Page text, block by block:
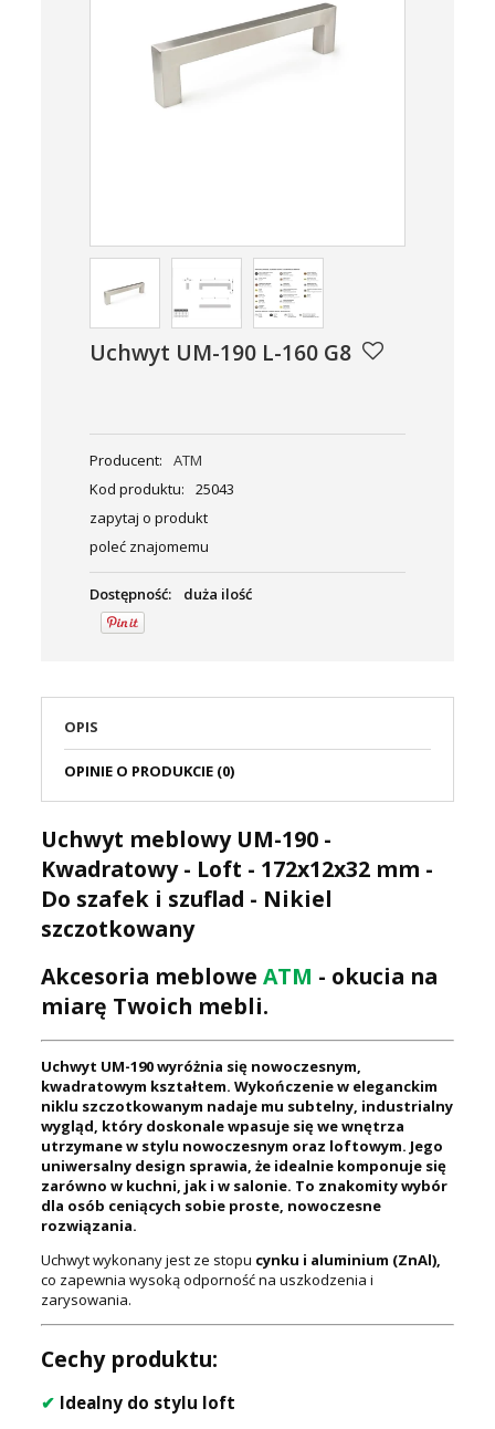
Uchwyt UM-190 L-160 G8
Producent:
ATM
Kod produktu:
25043
zapytaj o produkt
poleć znajomemu
Dostępność: duża ilość
OPIS
OPINIE O PRODUKCIE (0)
Uchwyt meblowy UM-190 -
Kwadratowy - Loft - 172x12x32 mm -
Do szafek i szuflad - Nikiel
szczotkowany
Akcesoria meblowe ATM - okucia na
miarę Twoich mebli.
Uchwyt UM-190 wyróżnia się nowoczesnym,
kwadratowym kształtem. Wykończenie w eleganckim
niklu szczotkowanym nadaje mu subtelny, industrialny
wygląd, który doskonale wpasuje się we wnętrza
utrzymane w stylu nowoczesnym oraz loftowym. Jego
uniwersalny design sprawia, że idealnie komponuje się
zarówno w kuchni, jak i w salonie. To znakomity wybór
dla osób ceniących sobie proste, nowoczesne
rozwiązania.
Uchwyt wykonany jest ze stopu cynku i aluminium (ZnAl),
co zapewnia wysoką odporność na uszkodzenia i
zarysowania.
Cechy produktu:
✔ Idealny do stylu loft